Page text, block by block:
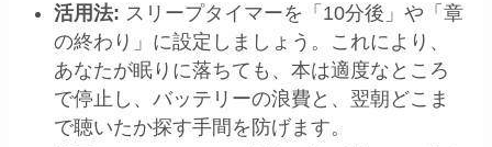
活用法: スリープタイマーを「10分後」や「章
の終わり」に設定しましょう。これにより、
あなたが眠りに落ちても、本は適度なところ
で停止し、バッテリーの浪費と、翌朝どこま
で聴いたか探す手間を防げます。